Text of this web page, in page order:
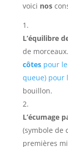
voici nos
L’équilibre
de
côtespour le
queue) pour
bouillon.
L’écumage
(symbole de
premières